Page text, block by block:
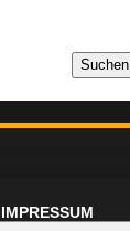
Suchen
IMPRESSUM